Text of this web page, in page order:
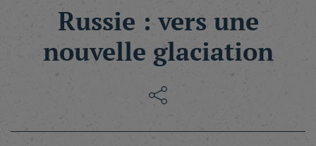
Russie : vers une
nouvelle glaciation